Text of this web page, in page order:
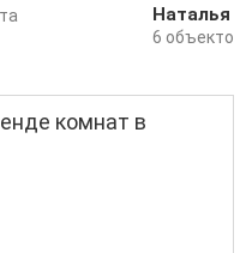
Наталья
6 объектов
комнат в